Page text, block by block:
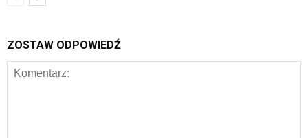
ZOSTAW ODPOWIEDŹ